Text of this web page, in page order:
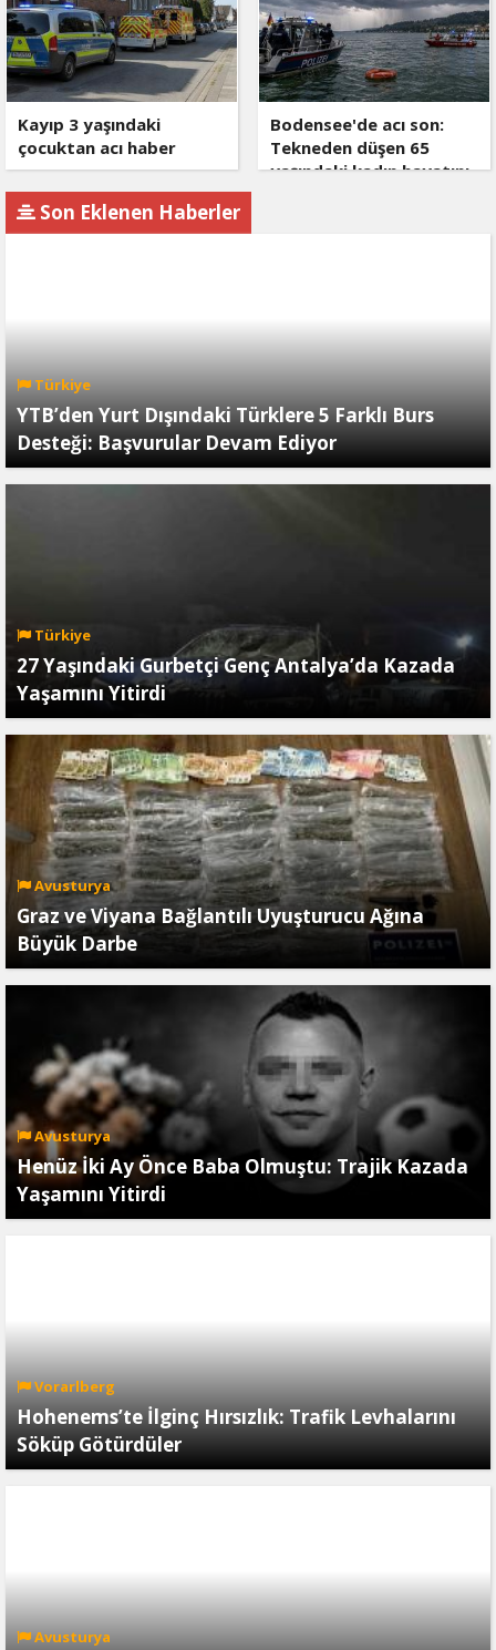
Kayıp 3 yaşındaki
çocuktan acı haber
Bodensee'de acı son:
Tekneden düşen 65
yaşındaki kadın hayatını
Son Eklenen Haberler
Türkiye
YTB’den Yurt Dışındaki Türklere 5 Farklı Burs
Desteği: Başvurular Devam Ediyor
Türkiye
27 Yaşındaki Gurbetçi Genç Antalya’da Kazada
Yaşamını Yitirdi
Avusturya
Graz ve Viyana Bağlantılı Uyuşturucu Ağına
Büyük Darbe
Avusturya
Henüz İki Ay Önce Baba Olmuştu: Trajik Kazada
Yaşamını Yitirdi
Vorarlberg
Hohenems’te İlginç Hırsızlık: Trafik Levhalarını
Söküp Götürdüler
Avusturya